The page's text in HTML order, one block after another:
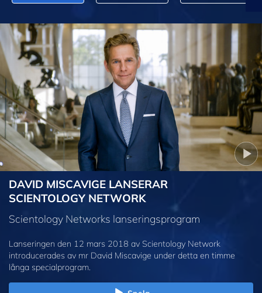
DAVID MISCAVIGE LANSERAR
SCIENTOLOGY NETWORK
Scientology Networks lanseringsprogram
Lanseringen den 12 mars 2018 av Scientology Network
introducerades av mr David Miscavige under detta en timme
långa specialprogram.